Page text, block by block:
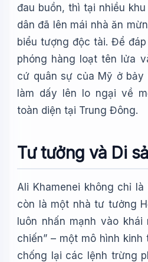
đau buồn, thì tại nhiều
dân đã lên mái nhà ăn
biểu tượng độc tài. Để
phóng hàng loạt tên lửa
cứ quân sự của Mỹ ở bảy
làm dấy lên lo ngại về
toàn diện tại Trung Đông.
Tư tưởng và Di
Ali Khamenei không chỉ
còn là một nhà tư tưởng
luôn nhấn mạnh vào khái
chiến” – một mô hình
chống lại các lệnh trừng